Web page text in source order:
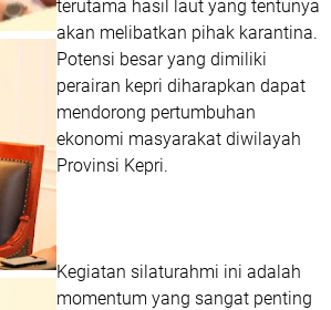
terutama hasil laut yang tentunya
akan melibatkan pihak karantina.
Potensi besar yang dimiliki
perairan kepri diharapkan dapat
mendorong pertumbuhan
ekonomi masyarakat diwilayah
Provinsi Kepri.
Kegiatan silaturahmi ini adalah
momentum yang sangat penting